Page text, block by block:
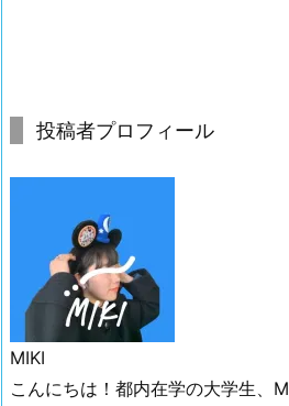
投稿者プロフィール
MIKI
こんにちは！都内在学の大学生、M